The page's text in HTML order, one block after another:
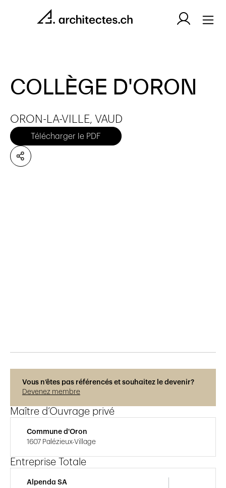
COLLÈGE D'ORON
ORON-LA-VILLE, VAUD
Télécharger le PDF
Vous n’êtes pas référencés et souhaitez le devenir?
Devenez membre
Maître d’Ouvrage privé
Commune d'Oron
1607 Palézieux-Village
Entreprise Totale
Alpenda SA